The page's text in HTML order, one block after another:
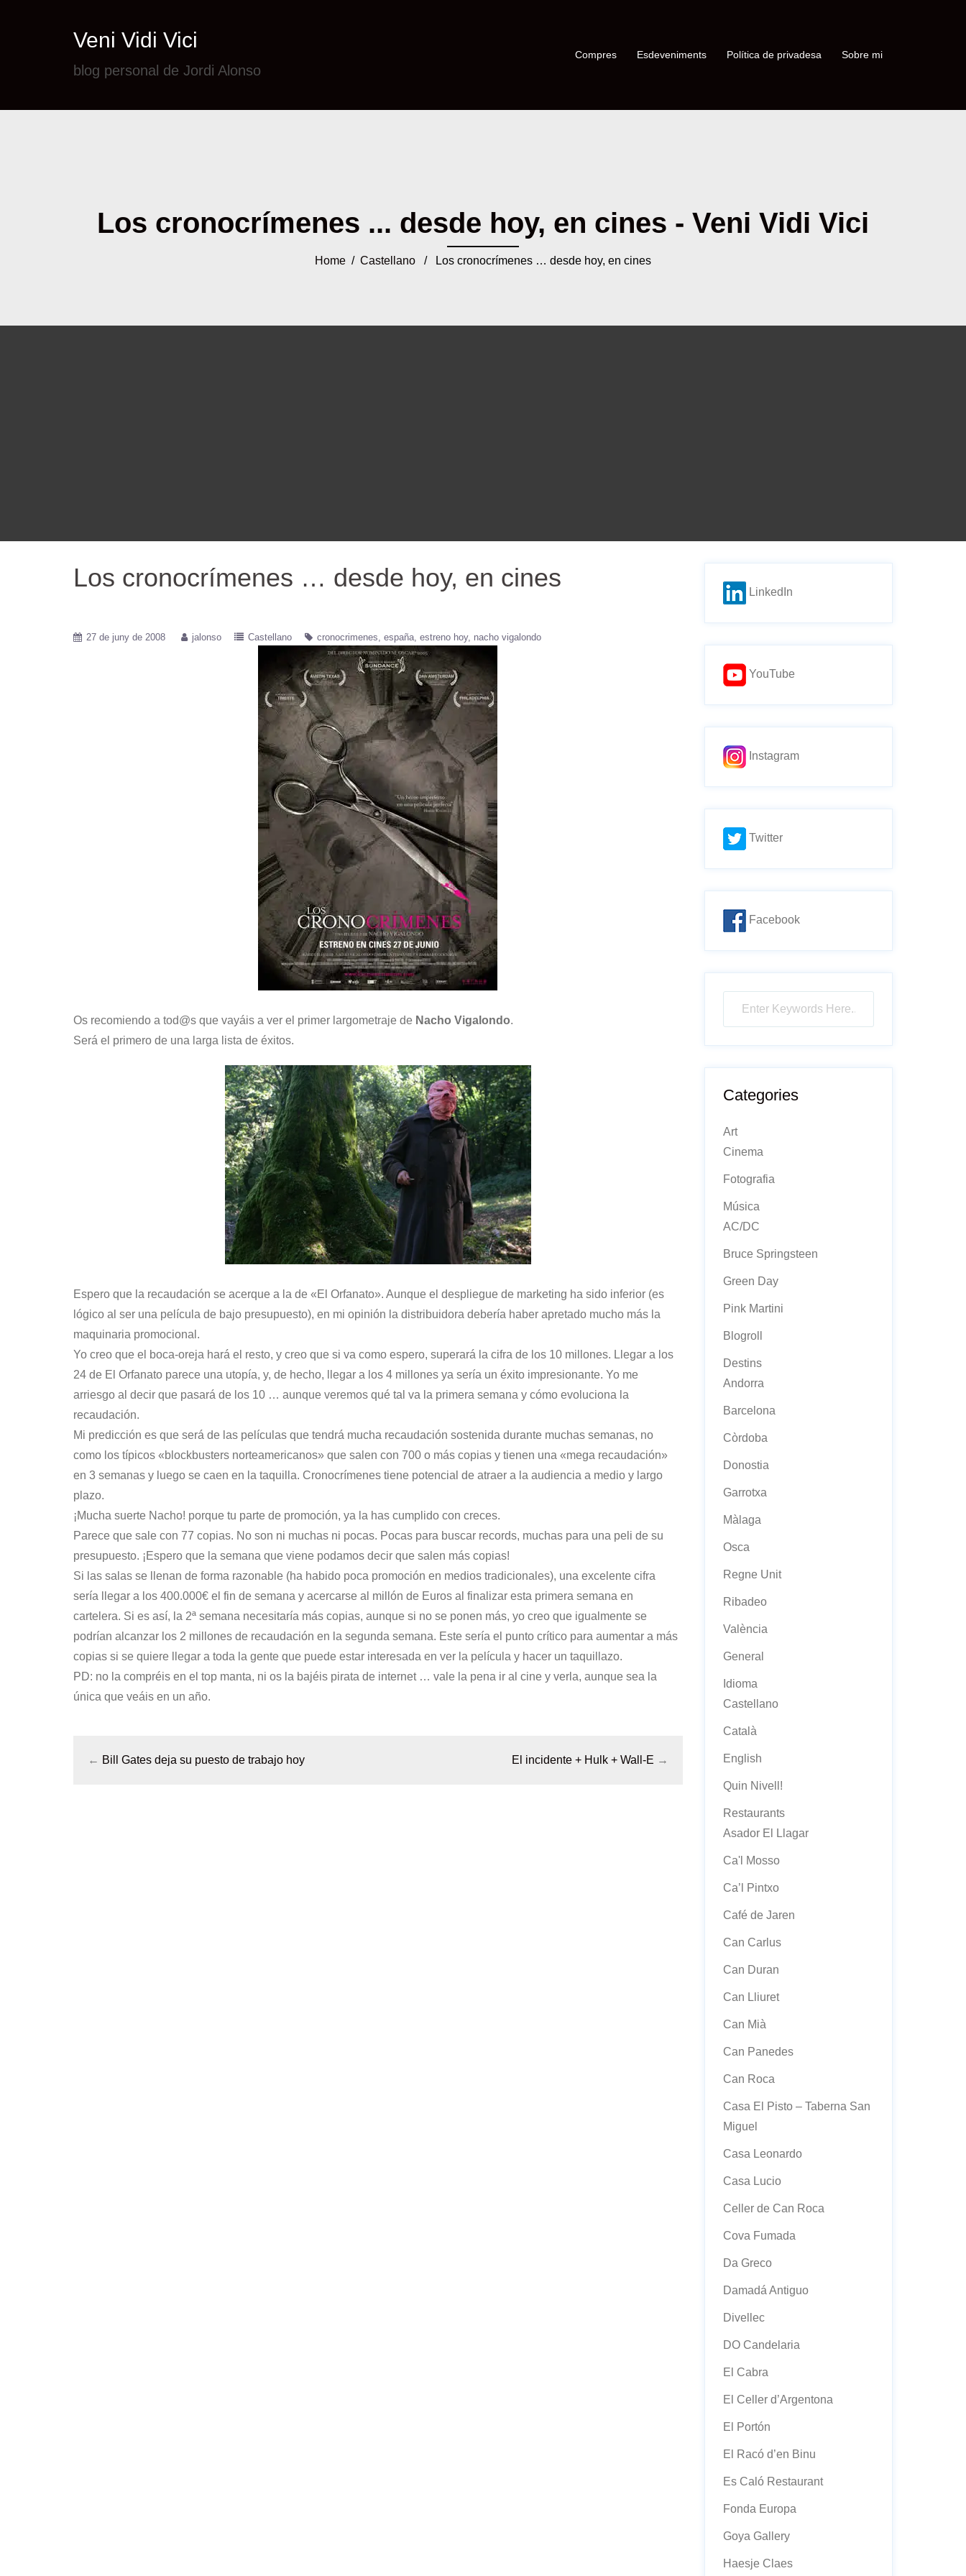
Veni Vidi Vici
blog personal de Jordi Alonso
Compres Esdeveniments Política de privadesa Sobre mi
Los cronocrímenes ... desde hoy, en cines - Veni Vidi Vici
Home / Castellano / Los cronocrímenes … desde hoy, en cines
Los cronocrímenes … desde hoy, en cines
27 de juny de 2008 jalonso Castellano cronocrimenes españa estreno hoy nacho vigalondo
Os recomiendo a tod@s que vayáis a ver el primer largometraje de Nacho Vigalondo.
Será el primero de una larga lista de éxitos.
Espero que la recaudación se acerque a la de «El Orfanato». Aunque el despliegue de marketing ha sido inferior (es
lógico al ser una película de bajo presupuesto), en mi opinión la distribuidora debería haber apretado mucho más la
maquinaria promocional.
Yo creo que el boca-oreja hará el resto, y creo que si va como espero, superará la cifra de los 10 millones. Llegar a los
24 de El Orfanato parece una utopía, y, de hecho, llegar a los 4 millones ya sería un éxito impresionante. Yo me
arriesgo al decir que pasará de los 10 … aunque veremos qué tal va la primera semana y cómo evoluciona la
recaudación.
Mi predicción es que será de las películas que tendrá mucha recaudación sostenida durante muchas semanas, no
como los típicos «blockbusters norteamericanos» que salen con 700 o más copias y tienen una «mega recaudación»
en 3 semanas y luego se caen en la taquilla. Cronocrímenes tiene potencial de atraer a la audiencia a medio y largo
plazo.
¡Mucha suerte Nacho! porque tu parte de promoción, ya la has cumplido con creces.
Parece que sale con 77 copias. No son ni muchas ni pocas. Pocas para buscar records, muchas para una peli de su
presupuesto. ¡Espero que la semana que viene podamos decir que salen más copias!
Si las salas se llenan de forma razonable (ha habido poca promoción en medios tradicionales), una excelente cifra
sería llegar a los 400.000€ el fin de semana y acercarse al millón de Euros al finalizar esta primera semana en
cartelera. Si es así, la 2ª semana necesitaría más copias, aunque si no se ponen más, yo creo que igualmente se
podrían alcanzar los 2 millones de recaudación en la segunda semana. Este sería el punto crítico para aumentar a más
copias si se quiere llegar a toda la gente que puede estar interesada en ver la película y hacer un taquillazo.
PD: no la compréis en el top manta, ni os la bajéis pirata de internet … vale la pena ir al cine y verla, aunque sea la
única que veáis en un año.
← Bill Gates deja su puesto de trabajo hoy El incidente + Hulk + Wall-E →
LinkedIn
YouTube
Instagram
Twitter
Facebook
Categories
Art
Cinema
Fotografia
Música
AC/DC
Bruce Springsteen
Green Day
Pink Martini
Blogroll
Destins
Andorra
Barcelona
Còrdoba
Donostia
Garrotxa
Màlaga
Osca
Regne Unit
Ribadeo
València
General
Idioma
Castellano
Català
English
Quin Nivell!
Restaurants
Asador El Llagar
Ca'l Mosso
Ca’l Pintxo
Café de Jaren
Can Carlus
Can Duran
Can Lliuret
Can Mià
Can Panedes
Can Roca
Casa El Pisto – Taberna San
Miguel
Casa Leonardo
Casa Lucio
Celler de Can Roca
Cova Fumada
Da Greco
Damadá Antiguo
Divellec
DO Candelaria
El Cabra
El Celler d’Argentona
El Portón
El Racó d’en Binu
Es Caló Restaurant
Fonda Europa
Goya Gallery
Haesje Claes